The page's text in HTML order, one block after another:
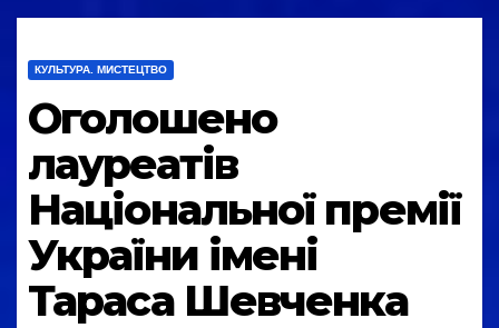
КУЛЬТУРА. МИСТЕЦТВО
Оголошено
лауреатів
Національної премії
України імені
Тараса Шевченка